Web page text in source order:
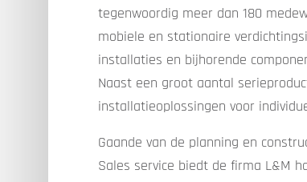
tegenwoordig meer dan 180
mobiele en stationaire
installaties en bijhorende
Naast een groot aantal
installatieoplossingen voor
Gaande van de planning en
Sales service biedt de firma L&M